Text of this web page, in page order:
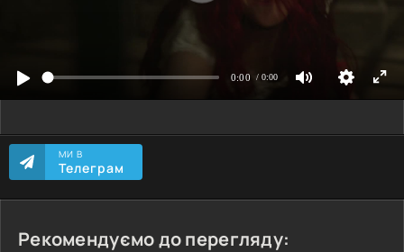
МИ В
Телеграм
Рекомендуємо до перегляду: